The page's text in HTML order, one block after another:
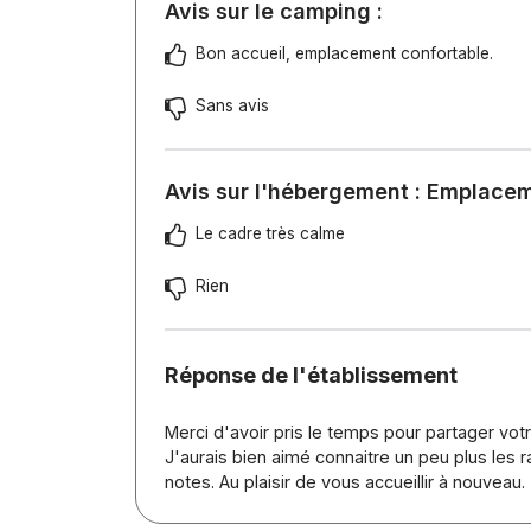
Avis sur le camping :
Bon accueil, emplacement confortable.
Sans avis
Avis sur l'hébergement :
Le cadre très calme
Rien
Réponse de l'établissement
Merci d'avoir pris le temps pour partager
J'aurais bien aimé connaitre un peu plus les
notes. Au plaisir de vous accueillir à nouveau.